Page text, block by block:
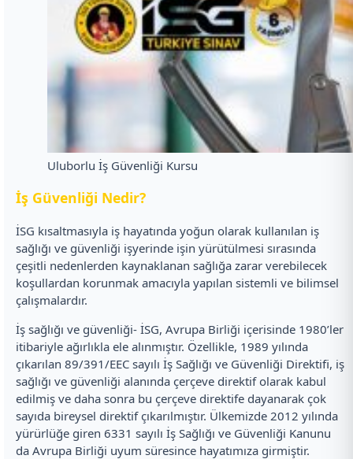
Uluborlu İş Güvenliği Kursu
İş Güvenliği Nedir?
İSG kısaltmasıyla iş hayatında yoğun olarak kullanılan iş
sağlığı ve güvenliği işyerinde işin yürütülmesi sırasında
çeşitli nedenlerden kaynaklanan sağlığa zarar verebilecek
koşullardan korunmak amacıyla yapılan sistemli ve bilimsel
çalışmalardır.
İş sağlığı ve güvenliği- İSG, Avrupa Birliği içerisinde 1980’ler
itibariyle ağırlıkla ele alınmıştır. Özellikle, 1989 yılında
çıkarılan 89/391/EEC sayılı İş Sağlığı ve Güvenliği Direktifi, iş
sağlığı ve güvenliği alanında çerçeve direktif olarak kabul
edilmiş ve daha sonra bu çerçeve direktife dayanarak çok
sayıda bireysel direktif çıkarılmıştır. Ülkemizde 2012 yılında
yürürlüğe giren 6331 sayılı İş Sağlığı ve Güvenliği Kanunu
da Avrupa Birliği uyum süresince hayatımıza girmiştir.